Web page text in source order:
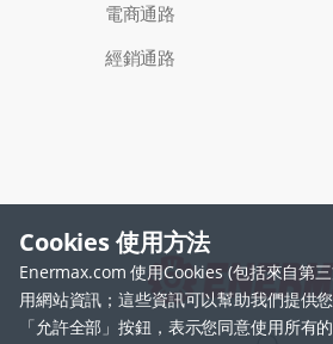
Cookies 使用方法
Enermax.com 使用Cookies (包括來自第
用網站資訊；這些資訊可以幫助我們提供
「允許全部」按鈕，表示您同意使用所有
電商通路
經銷通路